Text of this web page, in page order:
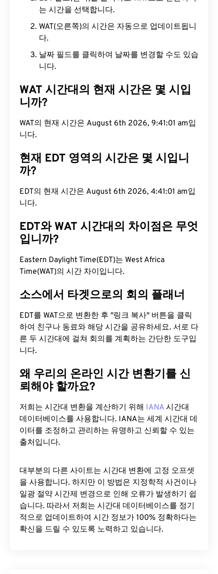
는 시간을 선택합니다.
WAT(오른쪽)의 시간은 자동으로 업데이트됩니
다.
날짜 필드를 클릭하여 날짜를 변경할 수도 있습
니다.
WAT 시간대의 현재 시간은 몇 시입
니까?
WAT의 현재 시간은 August 6th 2026, 9:41:02 am입
니다.
현재 EDT 영역의 시간은 몇 시입니
까?
EDT의 현재 시간은 August 6th 2026, 4:41:02 am입
니다.
EDT와 WAT 시간대의 차이점은 무엇
입니까?
Eastern Daylight Time(EDT)는 West Africa
Time(WAT)의 시간 차이입니다.
소스에서 타겟으로의 회의 플래너
EDT를 WAT으로 변환한 후 "링크 복사" 버튼을 클릭
하여 친구나 동료와 해당 시간을 공유하세요. 서로 다
른 두 시간대에 걸쳐 회의를 계획하는 간단한 도구입
니다.
왜 우리의 온라인 시간 변환기를 신
뢰해야 할까요?
저희는 시간대 변환을 계산하기 위해 IANA 시간대
데이터베이스를 사용합니다. IANA는 세계 시간대 데
이터를 조정하고 관리하는 유명하고 신뢰할 수 있는
출처입니다.
대부분의 다른 사이트는 시간대 변환에 ​​고정 오프셋
을 사용합니다. 하지만 이 방법은 지정학적 사건이나
일광 절약 시간제 변경으로 인해 오류가 발생하기 쉽
습니다. 따라서 저희는 시간대 데이터베이스를 정기
적으로 업데이트하여 시간 정보가 100% 정확하다는
확신을 드릴 수 있도록 노력하고 있습니다.